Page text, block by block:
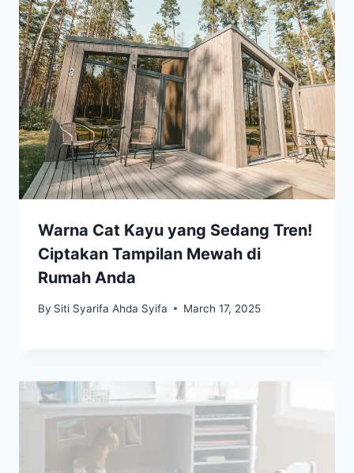
Warna Cat Kayu yang Sedang Tren!
Ciptakan Tampilan Mewah di
Rumah Anda
By Siti Syarifa Ahda Syifa March 17, 2025